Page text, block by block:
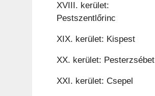
XVIII. kerület:
Pestszentlőrinc
XIX. kerület: Kispest
XX. kerület: Pesterzsébet
XXI. kerület: Csepel